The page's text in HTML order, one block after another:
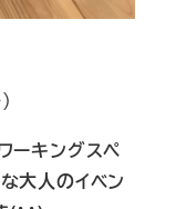
ーキングスペ
大人のイベン